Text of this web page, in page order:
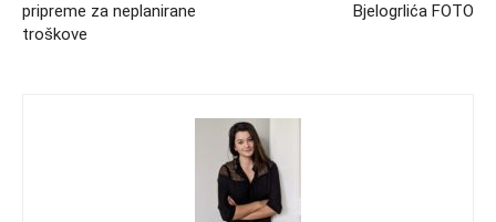
pripreme za neplanirane
troškove
Bjelogrlića FOTO